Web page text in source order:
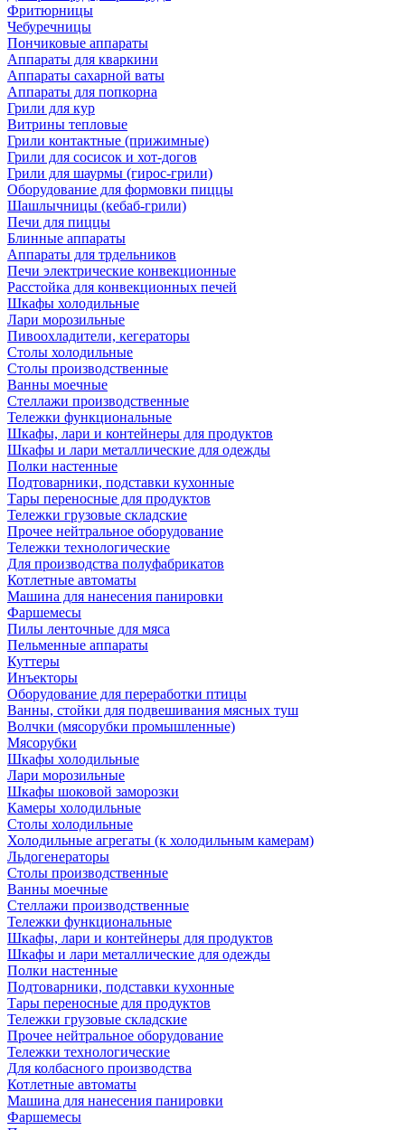
Фритюрницы
Чебуречницы
Пончиковые аппараты
Аппараты для кваркини
Аппараты сахарной ваты
Аппараты для попкорна
Грили для кур
Витрины тепловые
Грили контактные (прижимные)
Грили для сосисок и хот-догов
Грили для шаурмы (гирос-грили)
Оборудование для формовки пиццы
Шашлычницы (кебаб-грили)
Печи для пиццы
Блинные аппараты
Аппараты для трдельников
Печи электрические конвекционные
Расстойка для конвекционных печей
Шкафы холодильные
Лари морозильные
Пивоохладители, кегераторы
Столы холодильные
Столы производственные
Ванны моечные
Стеллажи производственные
Тележки функциональные
Шкафы, лари и контейнеры для продуктов
Шкафы и лари металлические для одежды
Полки настенные
Подтоварники, подставки кухонные
Тары переносные для продуктов
Тележки грузовые складские
Прочее нейтральное оборудование
Тележки технологические
Для производства полуфабрикатов
Котлетные автоматы
Машина для нанесения панировки
Фаршемесы
Пилы ленточные для мяса
Пельменные аппараты
Куттеры
Инъекторы
Оборудование для переработки птицы
Ванны, стойки для подвешивания мясных туш
Волчки (мясорубки промышленные)
Мясорубки
Шкафы холодильные
Лари морозильные
Шкафы шоковой заморозки
Камеры холодильные
Столы холодильные
Холодильные агрегаты (к холодильным камерам)
Льдогенераторы
Столы производственные
Ванны моечные
Стеллажи производственные
Тележки функциональные
Шкафы, лари и контейнеры для продуктов
Шкафы и лари металлические для одежды
Полки настенные
Подтоварники, подставки кухонные
Тары переносные для продуктов
Тележки грузовые складские
Прочее нейтральное оборудование
Тележки технологические
Для колбасного производства
Котлетные автоматы
Машина для нанесения панировки
Фаршемесы